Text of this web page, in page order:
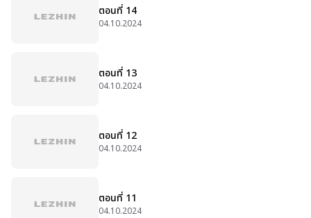
ตอนที่ 14
04.10.2024
ตอนที่ 13
04.10.2024
ตอนที่ 12
04.10.2024
ตอนที่ 11
04.10.2024